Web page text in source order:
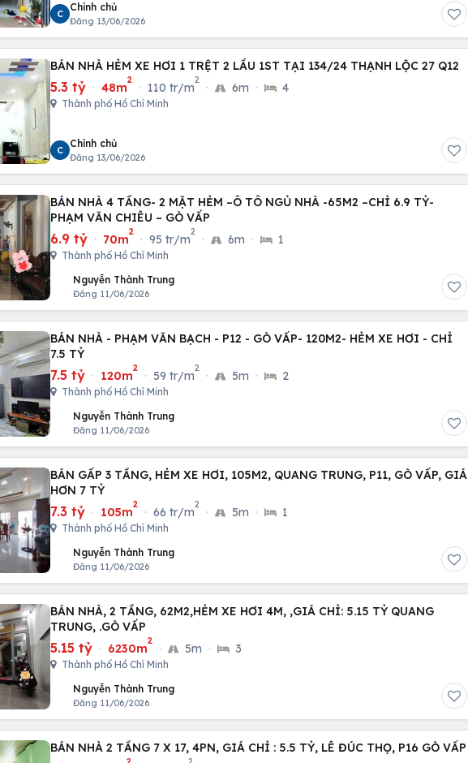
C
Chính chủ
Đăng 13/06/2026
BÁN NHÀ HẺM XE HƠI 1 TRỆT 2 LẦU 1ST TẠI 134/24 THẠNH LỘC 27 Q12
5.3 tỷ · 48m
2
· 110 tr/m
2
· 6m · 4
Thành phố Hồ Chí Minh
C
Chính chủ
Đăng 13/06/2026
BÁN NHÀ 4 TẦNG- 2 MẶT HẺM –Ô TÔ NGỦ NHÀ -65M2 –CHỈ 6.9 TỶ-
PHẠM VĂN CHIÊU – GÒ VẤP
6.9 tỷ · 70m
2
· 95 tr/m
2
· 6m · 1
Thành phố Hồ Chí Minh
Nguyễn Thành Trung
Đăng 11/06/2026
BÁN NHÀ - PHẠM VĂN BẠCH - P12 - GÒ VẤP- 120M2- HẺM XE HƠI - CHỈ
7.5 TỶ
7.5 tỷ · 120m
2
· 59 tr/m
2
· 5m · 2
Thành phố Hồ Chí Minh
Nguyễn Thành Trung
Đăng 11/06/2026
BÁN GẤP 3 TẦNG, HẺM XE HƠI, 105M2, QUANG TRUNG, P11, GÒ VẤP, GIÁ
HƠN 7 TỶ
7.3 tỷ · 105m
2
· 66 tr/m
2
· 5m · 1
Thành phố Hồ Chí Minh
Nguyễn Thành Trung
Đăng 11/06/2026
BÁN NHÀ, 2 TẦNG, 62M2,HẺM XE HƠI 4M, ,GIÁ CHỈ: 5.15 TỶ QUANG
TRUNG, .GÒ VẤP
5.15 tỷ · 6230m
2
· 5m · 3
Thành phố Hồ Chí Minh
Nguyễn Thành Trung
Đăng 11/06/2026
BÁN NHÀ 2 TẦNG 7 X 17, 4PN, GIÁ CHỈ : 5.5 TỶ, LÊ ĐÚC THỌ, P16 GÒ VẤP